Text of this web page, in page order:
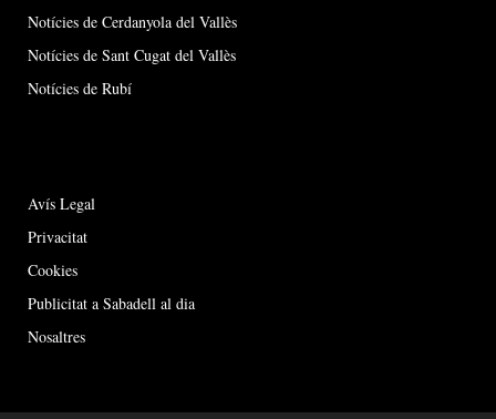
Notícies de Cerdanyola del Vallès
Notícies de Sant Cugat del Vallès
Notícies de Rubí
Avís Legal
Privacitat
Cookies
Publicitat a Sabadell al dia
Nosaltres